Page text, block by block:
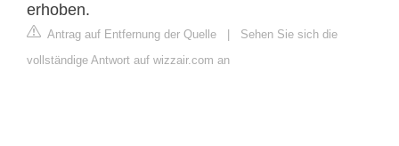
erhoben.
Antrag auf Entfernung der Quelle
Sehen Sie sich die
vollständige Antwort auf wizzair.com an